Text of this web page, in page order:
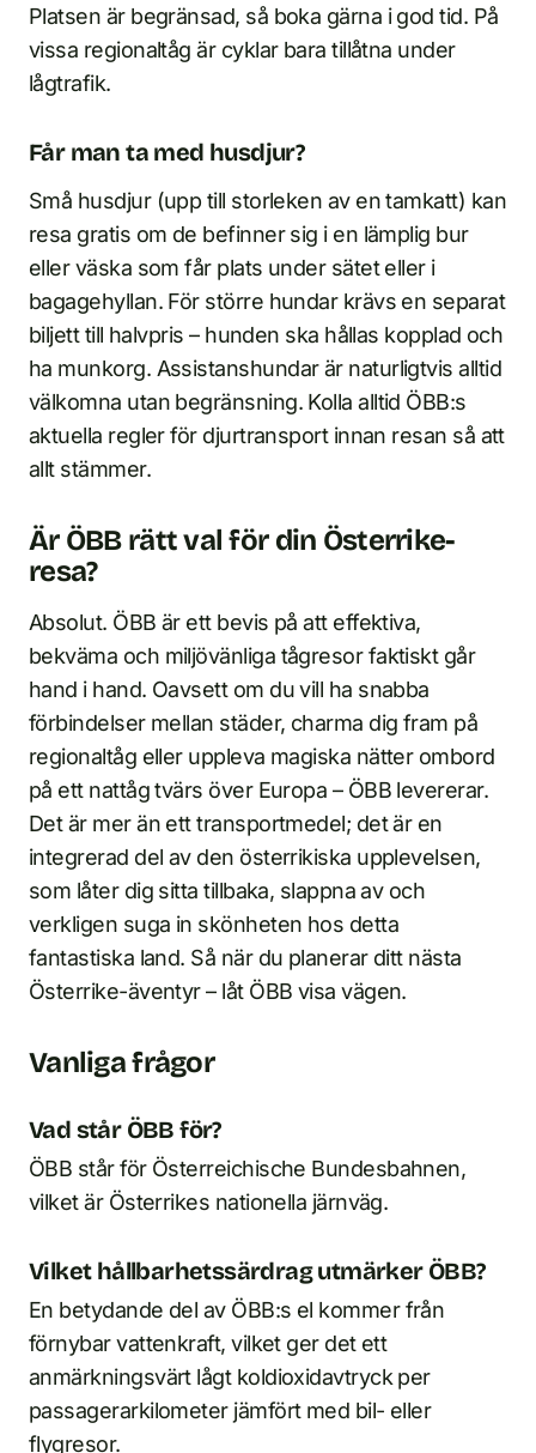
Platsen är begränsad, så boka gärna i god tid. På
vissa regionaltåg är cyklar bara tillåtna under
lågtrafik.
Får man ta med husdjur?
Små husdjur (upp till storleken av en tamkatt) kan
resa gratis om de befinner sig i en lämplig bur
eller väska som får plats under sätet eller i
bagagehyllan. För större hundar krävs en separat
biljett till halvpris – hunden ska hållas kopplad och
ha munkorg. Assistanshundar är naturligtvis alltid
välkomna utan begränsning. Kolla alltid ÖBB:s
aktuella regler för djur­transport innan resan så att
allt stämmer.
Är ÖBB rätt val för din Österrike-
resa?
Absolut. ÖBB är ett bevis på att effektiva,
bekväma och miljövänliga tågresor faktiskt går
hand i hand. Oavsett om du vill ha snabba
förbindelser mellan städer, charma dig fram på
regionaltåg eller uppleva magiska nätter ombord
på ett nattåg tvärs över Europa – ÖBB levererar.
Det är mer än ett transportmedel; det är en
integrerad del av den österrikiska upplevelsen,
som låter dig sitta tillbaka, slappna av och
verkligen suga in skönheten hos detta
fantastiska land. Så när du planerar ditt nästa
Österrike-äventyr – låt ÖBB visa vägen.
Vanliga frågor
Vad står ÖBB för?
ÖBB står för Österreichische Bundesbahnen,
vilket är Österrikes nationella järnväg.
Vilket hållbarhetssärdrag utmärker ÖBB?
En betydande del av ÖBB:s el kommer från
förnybar vattenkraft, vilket ger det ett
anmärkningsvärt lågt koldioxidavtryck per
passagerarkilometer jämfört med bil- eller
flygresor.